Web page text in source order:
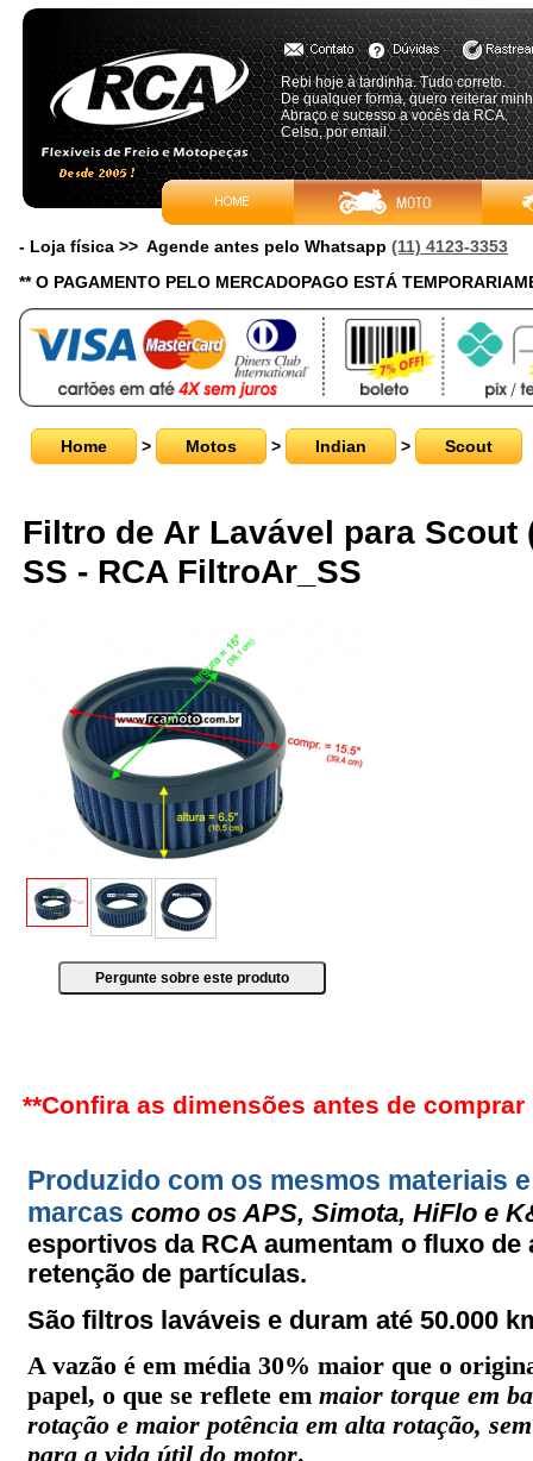
Rebi hoje à tardinha. Tudo correto.
De qualquer forma, quero reiterar
Abraço e sucesso a vocês da RCA.
Celso, por email
- Loja física >> Agende antes pelo Whatsapp (11) 4123-3353
** O PAGAMENTO PELO MERCADOPAGO ESTÁ
Home > Motos > Indian > Scout
Filtro de Ar Lavável para Scout
SS - RCA FiltroAr_SS
**Confira as dimensões antes de comprar
Produzido com os mesmos materiais
marcas como os APS, Simota, HiFlo e
esportivos da RCA aumentam o fluxo
retenção de partículas.
São filtros laváveis e duram até 50.000
A vazão é em média 30% maior que o
papel, o que se reflete em maior torque em
rotação e maior potência em alta rotação,
para a vida útil do motor.